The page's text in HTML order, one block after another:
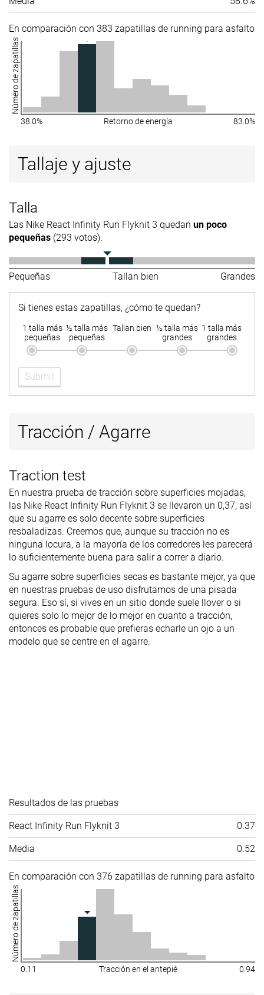
insole
Clasificación #288 #112 #276
Popularidad
En comparación con 383 zapatillas de running para asfalto
Número de zapatillas
38.0% Retorno de energía 83.0%
Tallaje y ajuste
Talla
Las Nike React Infinity Run Flyknit 3 quedan un poco
pequeñas (293 votos).
Pequeñas Tallan bien Grandes
Si tienes estas zapatillas, ¿cómo te quedan?
1 talla más
pequeñas
½ talla más
pequeñas
Tallan bien ½ talla más
grandes
1 talla más
grandes
Submit
Tracción / Agarre
Traction test
En nuestra prueba de tracción sobre superficies mojadas,
las Nike React Infinity Run Flyknit 3 se llevaron un 0,37, así
que su agarre es solo decente sobre superficies
resbaladizas. Creemos que, aunque su tracción no es
ninguna locura, a la mayoría de los corredores les parecerá
lo suficientemente buena para salir a correr a diario.
Su agarre sobre superficies secas es bastante mejor, ya que
en nuestras pruebas de uso disfrutamos de una pisada
segura. Eso sí, si vives en un sitio donde suele llover o si
quieres solo lo mejor de lo mejor en cuanto a tracción,
entonces es probable que prefieras echarle un ojo a un
modelo que se centre en el agarre.
Resultados de las pruebas
React Infinity Run Flyknit 3 0.37
Media 0.52
En comparación con 376 zapatillas de running para asfalto
Número de zapatillas
0.11 Tracción en el antepié 0.94